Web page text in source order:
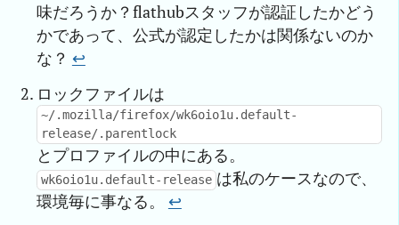
味だろうか？flathubスタッフが認証したかどう
かであって、公式が認定したかは関係ないのか
な？ ↩︎
ロックファイルは
~/.mozilla/firefox/wk6oio1u.default-
release/.parentlock
とプロファイルの中にある。
wk6oio1u.default-release は私のケースなので、
環境毎に事なる。 ↩︎